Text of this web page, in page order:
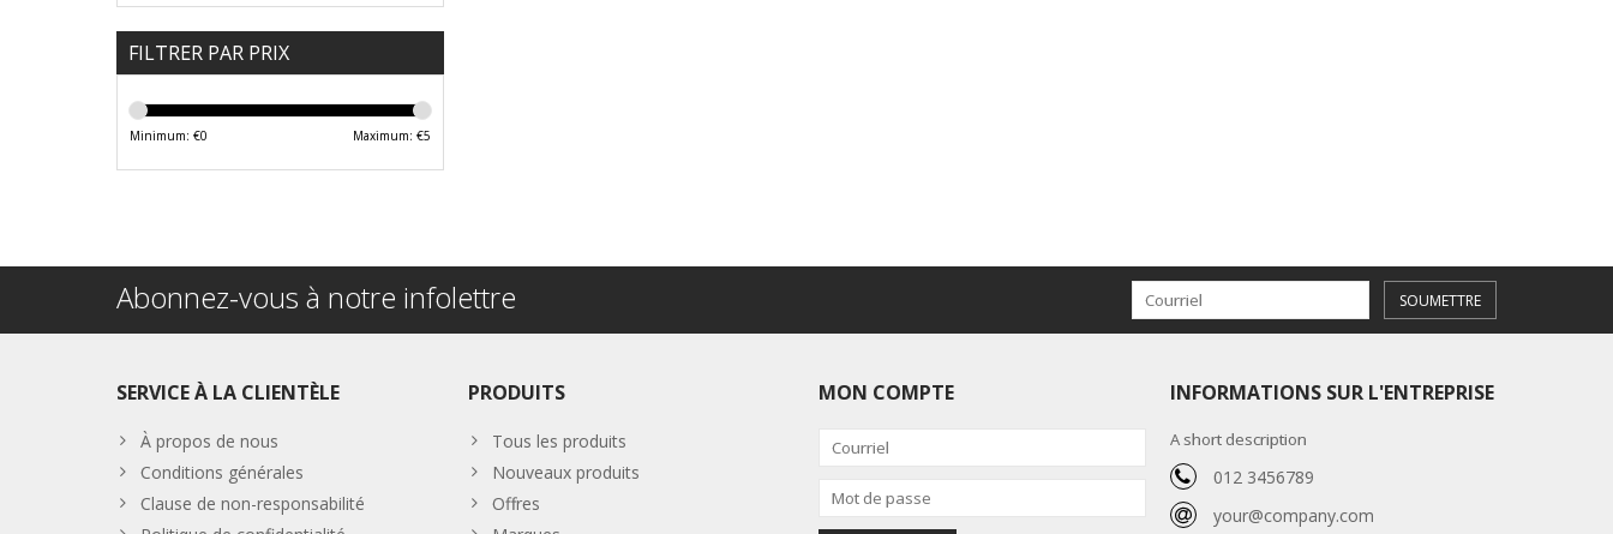
FILTRER PAR PRIX
Minimum: €0 Maximum: €5
Abonnez-vous à notre infolettre SOUMETTRE
SERVICE À LA CLIENTÈLE
À propos de nous
Conditions générales
Clause de non-responsabilité
PRODUITS
Tous les produits
Nouveaux produits
Offres
MON COMPTE INFORMATIONS SUR L'ENTREPRISE
A short description
012 3456789
your@company.com